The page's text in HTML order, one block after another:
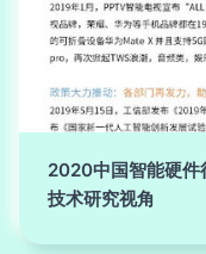
2020中国智能硬
技术研究视角